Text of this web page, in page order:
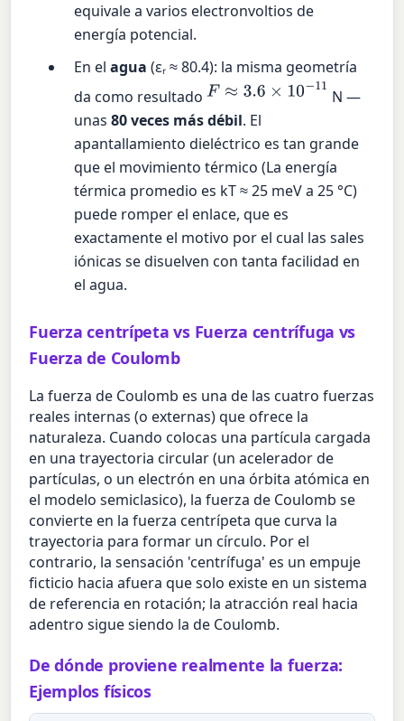
equivale a varios electronvoltios de
energía potencial.
En elagua (εᵣ ≈ 80.4): la misma geometría
da como resultadoF≈ 3.6 ×10 −11
N —
unas80 veces más débil. El
apantallamiento dieléctrico es tan grande
que el movimiento térmico (La energía
térmica promedio es kT ≈ 25 meV a 25 °C)
puede romper el enlace, que es
exactamente el motivo por el cual las sales
iónicas se disuelven con tanta facilidad en
el agua.
Fuerza centrípeta vs Fuerza centrífuga vs
Fuerza de Coulomb
La fuerza de Coulomb es una de las cuatro fuerzas
reales internas (o externas) que ofrece la
naturaleza. Cuando colocas una partícula cargada
en una trayectoria circular (un acelerador de
partículas, o un electrón en una órbita atómica en
el modelo semiclasico), la fuerza de Coulomb se
convierte en la fuerza centrípeta que curva la
trayectoria para formar un círculo. Por el
contrario, la sensación 'centrífuga' es un empuje
ficticio hacia afuera que solo existe en un sistema
de referencia en rotación; la atracción real hacia
adentro sigue siendo la de Coulomb.
De dónde proviene realmente la fuerza:
Ejemplos físicos